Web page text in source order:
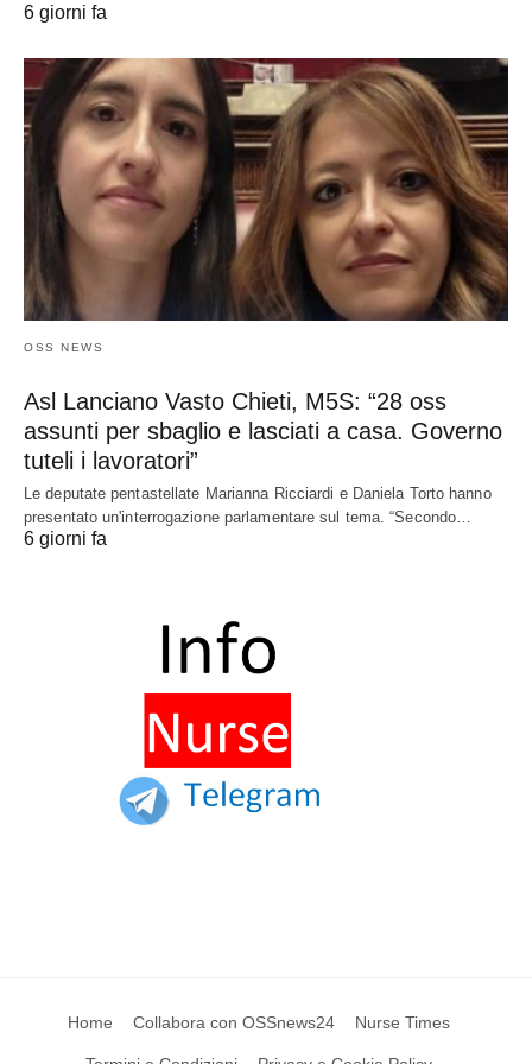
6 giorni fa
OSS NEWS
Asl Lanciano Vasto Chieti, M5S: “28 oss
assunti per sbaglio e lasciati a casa. Governo
tuteli i lavoratori”
Le deputate pentastellate Marianna Ricciardi e Daniela Torto hanno
presentato un'interrogazione parlamentare sul tema. “Secondo…
6 giorni fa
Home Collabora con OSSnews24 Nurse Times